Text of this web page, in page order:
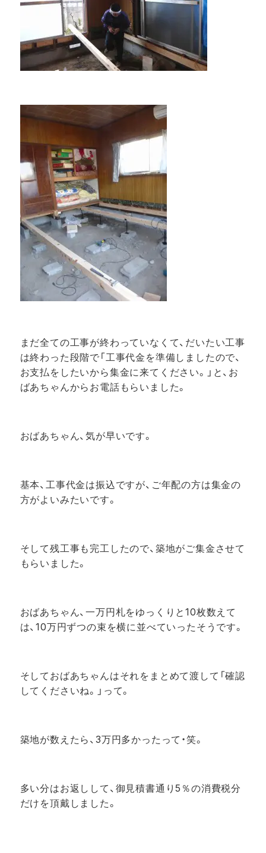
まだ全ての工事が終わっていなくて、だいたい工事
は終わった段階で「工事代金を準備しましたので、
お支払をしたいから集金に来てください。」と、お
ばあちゃんからお電話もらいました。
おばあちゃん、気が早いです。
基本、工事代金は振込ですが、ご年配の方は集金の
方がよいみたいです。
そして残工事も完工したので、築地がご集金させて
もらいました。
おばあちゃん、一万円札をゆっくりと10枚数えて
は、10万円ずつの束を横に並べていったそうです。
そしておばあちゃんはそれをまとめて渡して「確認
してくださいね。」って。
築地が数えたら、3万円多かったって・笑。
多い分はお返しして、御見積書通り5％の消費税分
だけを頂戴しました。